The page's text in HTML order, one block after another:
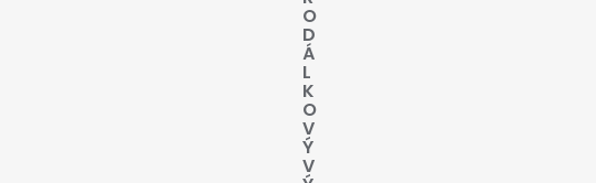
O
D
Á
L
K
O
V
Ý
V